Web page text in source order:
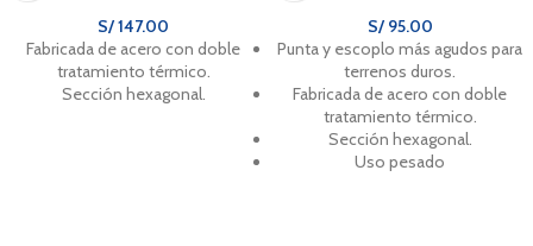
S/147.00
Fabricada de acero con doble
tratamiento térmico.
Sección hexagonal.
S/95.00
Punta y escoplo más agudos para
terrenos duros.
Fabricada de acero con doble
tratamiento térmico.
Sección hexagonal.
Uso pesado